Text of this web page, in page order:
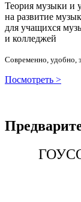
Теория музыки и
на развитие
для учащихся
и колледжей
Современно, удобно,
Посмотреть >